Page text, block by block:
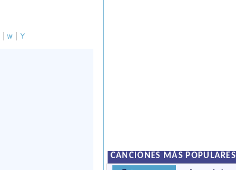
w
Y
CANCIONES MÁS POPULARES